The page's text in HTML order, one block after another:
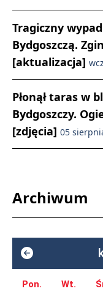
Tragiczny
Bydgoszczą.
[aktualizacja]
Płonął taras w
Bydgoszczy.
[zdjęcia] 05
Archiwum
Pon. Wt.